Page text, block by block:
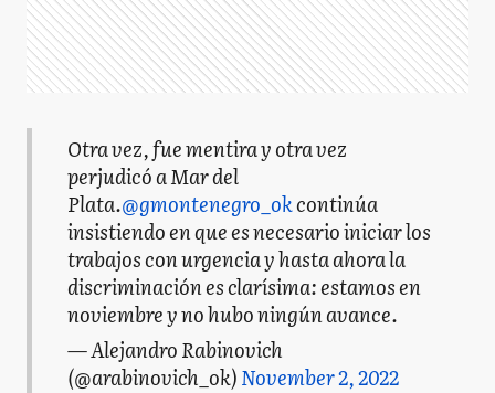
Otra vez, fue mentira y otra vez
perjudicó a Mar del
Plata.@gmontenegro_okcontinúa
insistiendo en que es necesario iniciar los
trabajos con urgencia y hasta ahora la
discriminación es clarísima: estamos en
noviembre y no hubo ningún avance.
— Alejandro Rabinovich
(@arabinovich_ok)November 2, 2022